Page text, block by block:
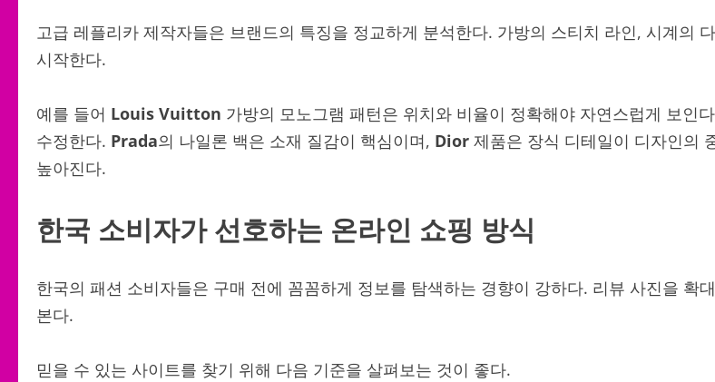
고급 레플리카 제작자들은 브랜드의 특징을 정교하게 분석한다. 가방의 스티치 라인, 시계의
시작한다.
예를 들어 Louis Vuitton 가방의 모노그램 패턴은 위치와 비율이 정확해야 자연스럽게 보인
수정한다. Prada의 나일론 백은 소재 질감이 핵심이며, Dior 제품은 장식 디테일이 디자인의
높아진다.
한국 소비자가 선호하는 온라인 쇼핑 방식
한국의 패션 소비자들은 구매 전에 꼼꼼하게 정보를 탐색하는 경향이 강하다. 리뷰 사진을 확
본다.
믿을 수 있는 사이트를 찾기 위해 다음 기준을 살펴보는 것이 좋다.